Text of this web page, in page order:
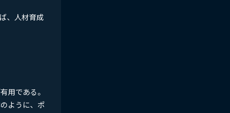
、人材育成
用である。
ように、ポ